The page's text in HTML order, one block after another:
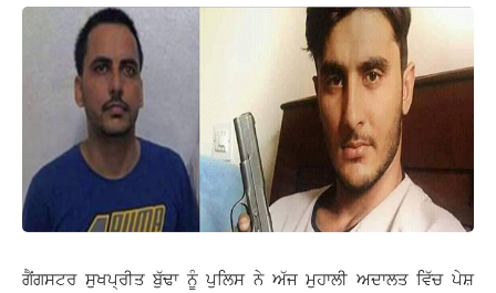
ਗੈਂਗਸਟਰ ਸੁਖਪ੍ਰੀਤ ਬੁੱਢਾ ਨੂੰ ਪੁਲਿਸ ਨੇ ਅੱਜ ਮੁਹਾਲੀ ਅਦਾਲਤ ਵਿੱਚ ਪੇਸ਼